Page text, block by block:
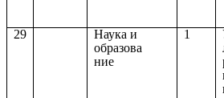
29
Наука и
образова
ние
1